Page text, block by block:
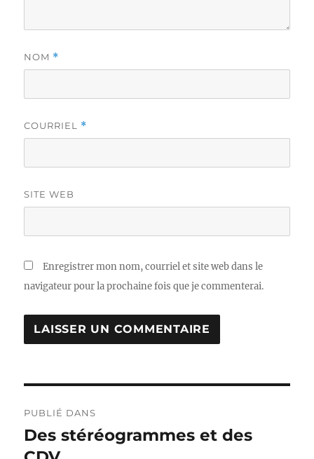
NOM *
COURRIEL *
SITE WEB
Enregistrer mon nom, courriel et site web dans le
navigateur pour la prochaine fois que je commenterai.
de
PUBLIÉ DANS
Des stéréogrammes et des